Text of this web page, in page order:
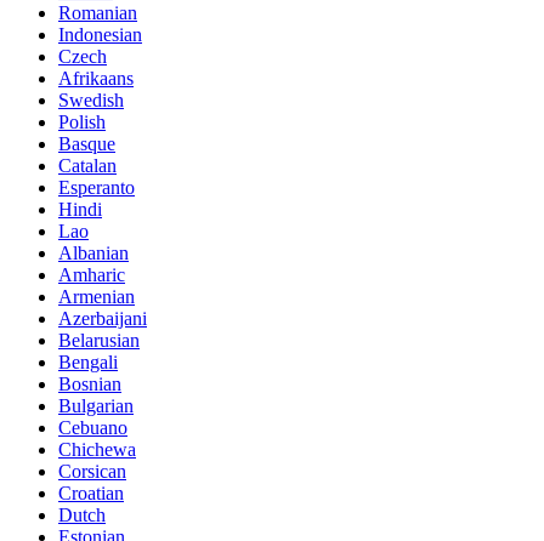
Romanian
Indonesian
Czech
Afrikaans
Swedish
Polish
Basque
Catalan
Esperanto
Hindi
Lao
Albanian
Amharic
Armenian
Azerbaijani
Belarusian
Bengali
Bosnian
Bulgarian
Cebuano
Chichewa
Corsican
Croatian
Dutch
Estonian